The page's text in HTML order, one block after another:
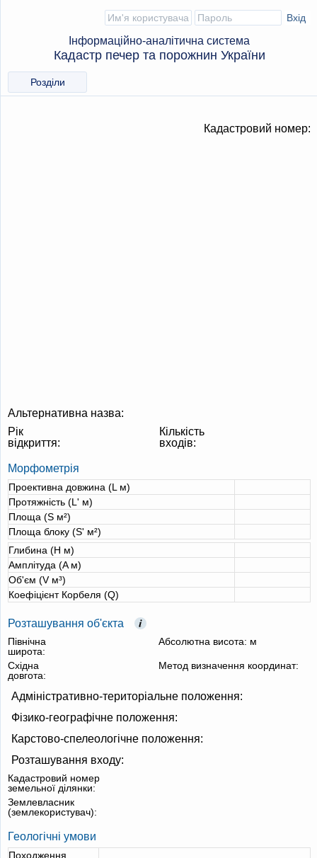
Інформаційно-аналітична система
Кадастр печер та порожнин України
Розділи
Кадастровий номер:
Альтернативна назва:
Рік
відкриття:
Кількість
входів:
Морфометрія
Проективна довжина (L м)
Протяжність (L' м)
Площа (S м²)
Площа блоку (S' м²)
Глибина (H м)
Амплітуда (A м)
Об'єм (V м³)
Коефіцієнт Корбеля (Q)
Розташування об'єкта
Північна
широта:
Абсолютна висота: м
Східна
довгота:
Метод визначення координат:
Адміністративно-територіальне положення:
Фізико-географічне положення:
Карстово-спелеологічне положення:
Розташування входу:
Кадастровий номер
земельної ділянки:
Землевласник
(землекористувач):
Геологічні умови
Походження